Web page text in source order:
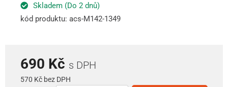
Skladem (Do 2 dnů)
kód produktu: acs-M142-1349
690 Kč s DPH
570 Kč bez DPH